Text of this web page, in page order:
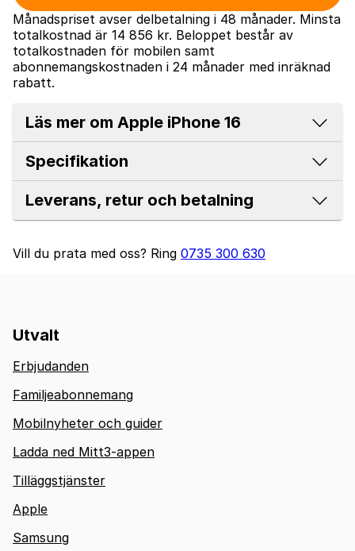
Månadspriset avser delbetalning i 48 månader. Minsta
totalkostnad är 14 856 kr. Beloppet består av
totalkostnaden för mobilen samt
abonnemangskostnaden i 24 månader med inräknad
rabatt.
Läs mer om Apple iPhone 16
Specifikation
Leverans, retur och betalning
Vill du prata med oss? Ring 0735 300 630
Utvalt
Erbjudanden
Familjeabonnemang
Mobilnyheter och guider
Ladda ned Mitt3-appen
Tilläggstjänster
Apple
Samsung